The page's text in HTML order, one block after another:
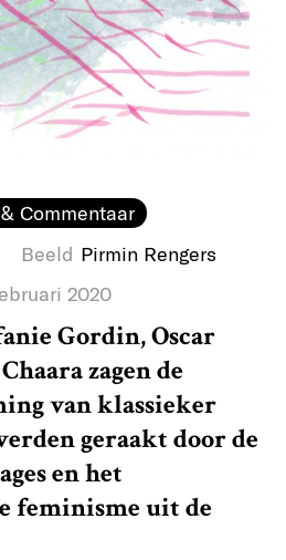
Commentaar
Beeld Pirmin Rengers
2020
Gordin, Oscar
zagen de
van klassieker
geraakt door de
en het
feminisme uit de